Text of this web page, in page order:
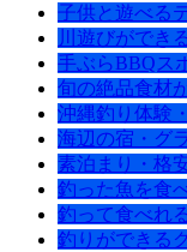
子供と遊べる
川遊びができ
手ぶらBBQス
旬の絶品食材
沖縄釣り体験
海辺の宿・グ
素泊まり・格
釣った魚を食
釣って食べれ
釣りができる